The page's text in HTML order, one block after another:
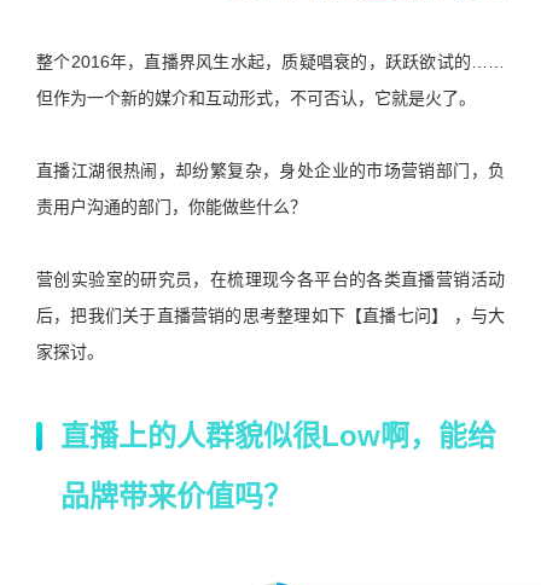
整个2016年，直播界风生水起，质疑唱衰的，跃跃欲试的……
但作为一个新的媒介和互动形式，不可否认，它就是火了。
直播江湖很热闹，却纷繁复杂，身处企业的市场营销部门，负
责用户沟通的部门，你能做些什么？
营创实验室的研究员，在梳理现今各平台的各类直播营销活动
后，把我们关于直播营销的思考整理如下【直播七问】 ，与大
家探讨。
直播上的人群貌似很Low啊，能给
品牌带来价值吗？